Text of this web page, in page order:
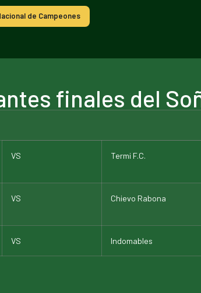
de Campeones
finales del
VS Termi F.C.
VS Chievo Rabona
VS Indomables